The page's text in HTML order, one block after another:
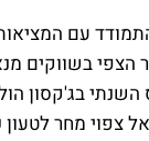
עם
הצפי בשווקים
בג'קסון
צפוי מחר